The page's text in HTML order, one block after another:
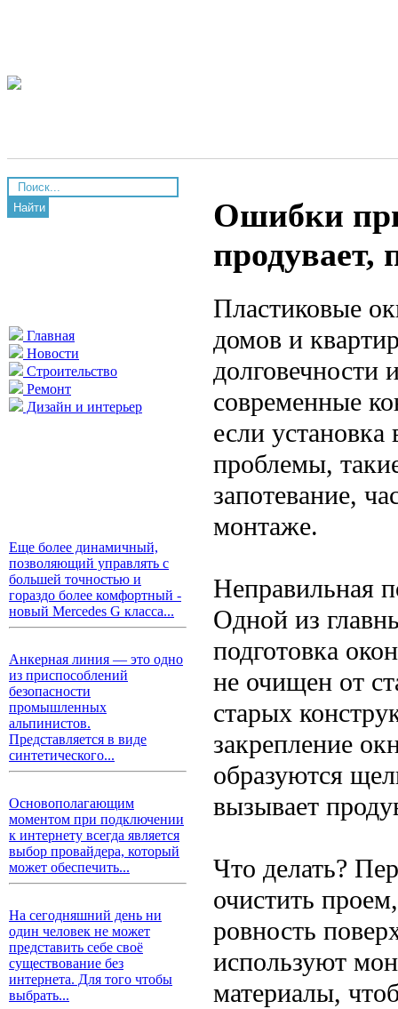
Найти
Главная
Новости
Строительство
Ремонт
Дизайн и интерьер
Еще более динамичный,
позволяющий управлять с
большей точностью и
гораздо более комфортный -
новый Mercedes G класса...
Анкерная линия — это одно
из приспособлений
безопасности
промышленных
альпинистов.
Представляется в виде
синтетического...
Основополагающим
моментом при подключении
к интернету всегда является
выбор провайдера, который
может обеспечить...
На сегодняшний день ни
один человек не может
представить себе своё
существование без
интернета. Для того чтобы
выбрать...
Ошибки
продувает,
Пластиковые
домов и
долговечности
современные
если
проблемы,
запотевание,
монтаже.
Неправильная
Одной из
подготовка
не очищен от
старых
закрепление
образуются
вызывает
Что делать?
очистить
ровность
используют
материалы,